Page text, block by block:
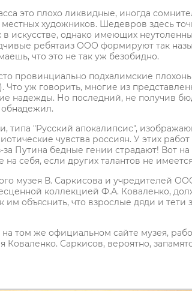
это плохо ликвидные, иногда
художников. Шедевров здесь
искусстве, однако имеющих
ребятаиз ООО формируют так
что это не так уж безобидно.
провинциально подхалимские
уж говорить, многие из
надежды. Но последний, не получив
обнадежил.
типа "Русский апокалипсис",
чувства россиян. У этих работ
за Путина бедные гении страдают! Вот
себя, если других талантов не
музея В. Саркисова и учредителей
коллекцией Ф.А. Коваленко,
объяснить, что взрослые дяди и тети
на том же официальном сайте музея,
Саркисов, вероятно,